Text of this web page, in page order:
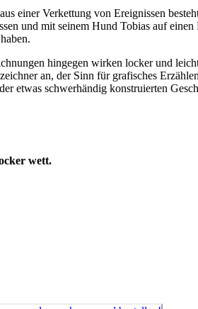
einer Verkettung von Ereignissen
und mit seinem Hund Tobias auf
hingegen wirken locker und
an, der Sinn für grafisches
etwas schwerhändig konstruierten
wett.